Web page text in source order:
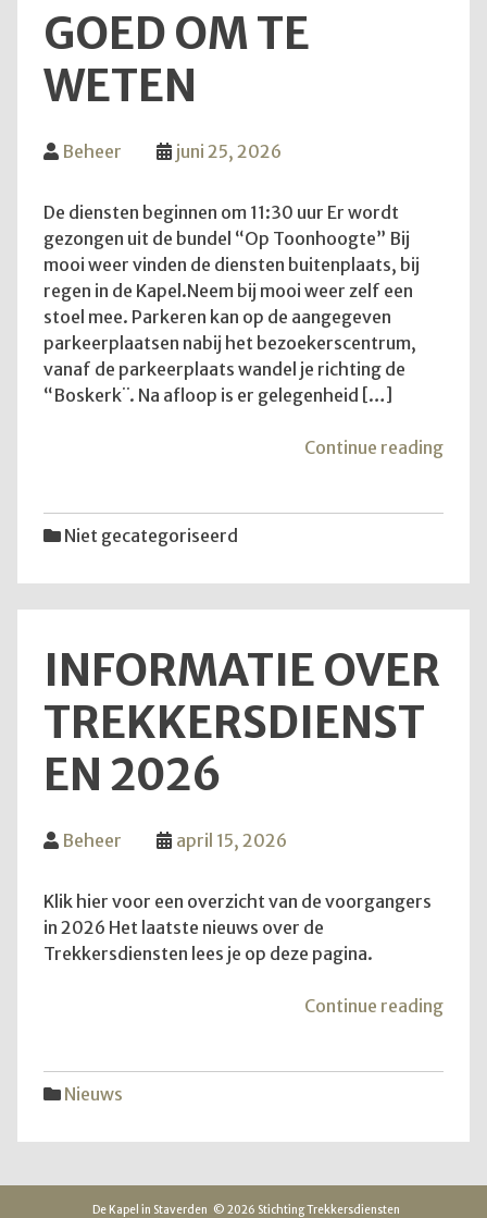
GOED OM TE
WETEN
Beheer juni 25, 2026
De diensten beginnen om 11:30 uur Er wordt
gezongen uit de bundel “Op Toonhoogte” Bij
mooi weer vinden de diensten buitenplaats, bij
regen in de Kapel.Neem bij mooi weer zelf een
stoel mee. Parkeren kan op de aangegeven
parkeerplaatsen nabij het bezoekerscentrum,
vanaf de parkeerplaats wandel je richting de
“Boskerk¨. Na afloop is er gelegenheid […]
Continue reading
Niet gecategoriseerd
INFORMATIE OVER
TREKKERSDIENST
EN 2026
Beheer april 15, 2026
Klik hier voor een overzicht van de voorgangers
in 2026 Het laatste nieuws over de
Trekkersdiensten lees je op deze pagina.
Continue reading
Nieuws
De Kapel in Staverden © 2026 Stichting Trekkersdiensten